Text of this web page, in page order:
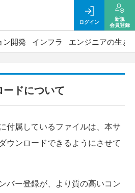
ログイン
新規
会員登録
ン開発 インフラ エンジニアの生き
ドについて
付属しているファイルは、本サ
ウンロードできるようにさせて
バー登録が、より質の高いコン